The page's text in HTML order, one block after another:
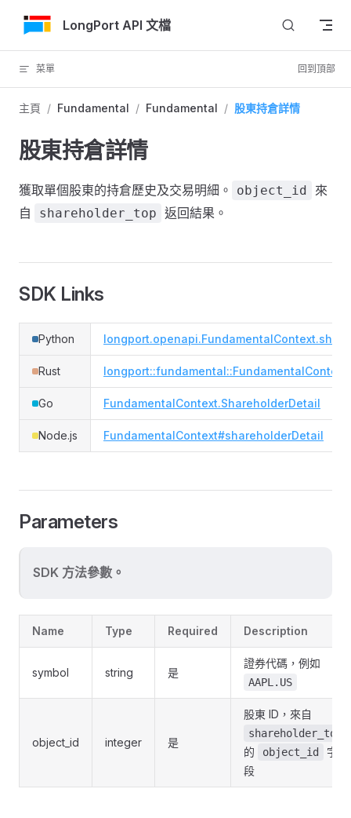
跳轉到內容LongPort API 文檔
菜單 回到頂部
主頁 / Fundamental / Fundamental / 股東持倉詳情
股東持倉詳情
獲取單個股東的持倉歷史及交易明細。 object_id
來
自
shareholder_top 返回結果。
SDK Links
Python
Rust
Go FundamentalContext.ShareholderDetail
Node.js FundamentalContext#shareholderDetail
Parameters
SDK 方法參數。
Name Type Required Description
symbol string 是
證券代碼，例如
AAPL.US
object_id integer 是
股東 ID，來自
shareholder_top
的 object_id
字
段